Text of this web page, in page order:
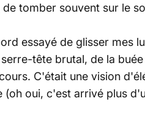
tomber souvent sur le
essayé de glisser mes
tête brutal, de la
C'était une vision
oui, c'est arrivé plus